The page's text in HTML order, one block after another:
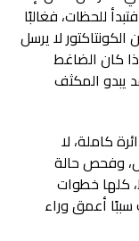
للحظات، فغالبًا
لا يرسل
كان الضاغط
يبدو المكثف
كاملة، لا
وفحص حالة
كلها خطوات
أعمق وراء